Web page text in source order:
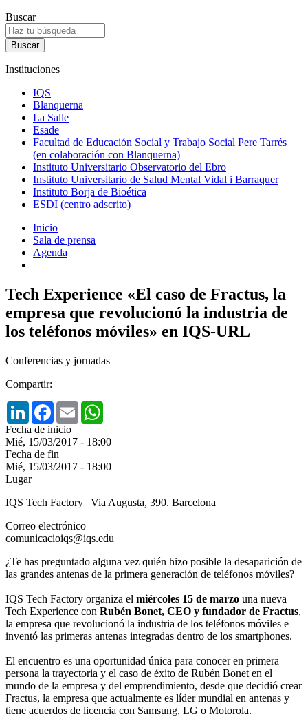
Buscar
Instituciones
IQS
Blanquerna
La Salle
Esade
Facultad de Educación Social y Trabajo Social Pere Tarrés
(en colaboración con Blanquerna)
Instituto Universitario Observatorio del Ebro
Instituto Universitario de Salud Mental Vidal i Barraquer
Instituto Borja de Bioética
ESDI (centro adscrito)
Inicio
Sala de prensa
Agenda
Tech Experience «El caso de Fractus, la
empresa que revolucionó la industria de
los teléfonos móviles» en IQS-URL
Conferencias y jornadas
Compartir:
LinkedInFacebook
Email
Fecha de inicio
Mié, 15/03/2017 - 18:00
Fecha de fin
Mié, 15/03/2017 - 18:00
Lugar
IQS Tech Factory | Via Augusta, 390. Barcelona
Correo electrónico
comunicacioiqs@iqs.edu
¿Te has preguntado alguna vez quién hizo posible la desaparición de
las grandes antenas de la primera generación de teléfonos móviles?
IQS Tech Factory organiza el miércoles 15 de marzo una nueva
Tech Experience con Rubén Bonet, CEO y fundador de Fractus,
la empresa que revolucionó la industria de los teléfonos móviles e
inventó las primeras antenas integradas dentro de los smartphones.
El encuentro es una oportunidad única para conocer en primera
persona la trayectoria y el caso de éxito de Rubén Bonet en el
mundo de la empresa y del emprendimiento, desde que decidió crear
Fractus, la empresa que actualmente es líder mundial en antenas y
tiene acuerdos de licencia con Samsung, LG o Motorola.